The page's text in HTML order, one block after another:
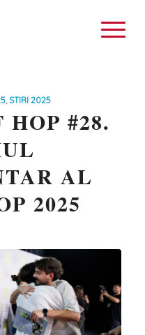
, STIRI 2025
#28.
AL
2025